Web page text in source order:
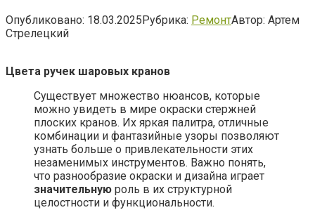
Опубликовано: 18.03.2025Рубрика: РемонтАвтор: Артем
Стрелецкий
Цвета ручек шаровых кранов
Существует множество нюансов, которые
можно увидеть в мире окраски стержней
плоских кранов. Их яркая палитра, отличные
комбинации и фантазийные узоры позволяют
узнать больше о привлекательности этих
незаменимых инструментов. Важно понять,
что разнообразие окраски и дизайна играет
значительную роль в их структурной
целостности и функциональности.